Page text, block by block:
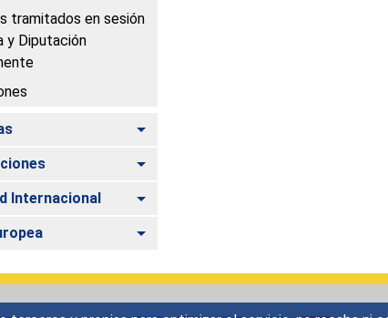
tramitados en sesión
y Diputación
Alternar
Alternar
Internacional Alternar
Alternar